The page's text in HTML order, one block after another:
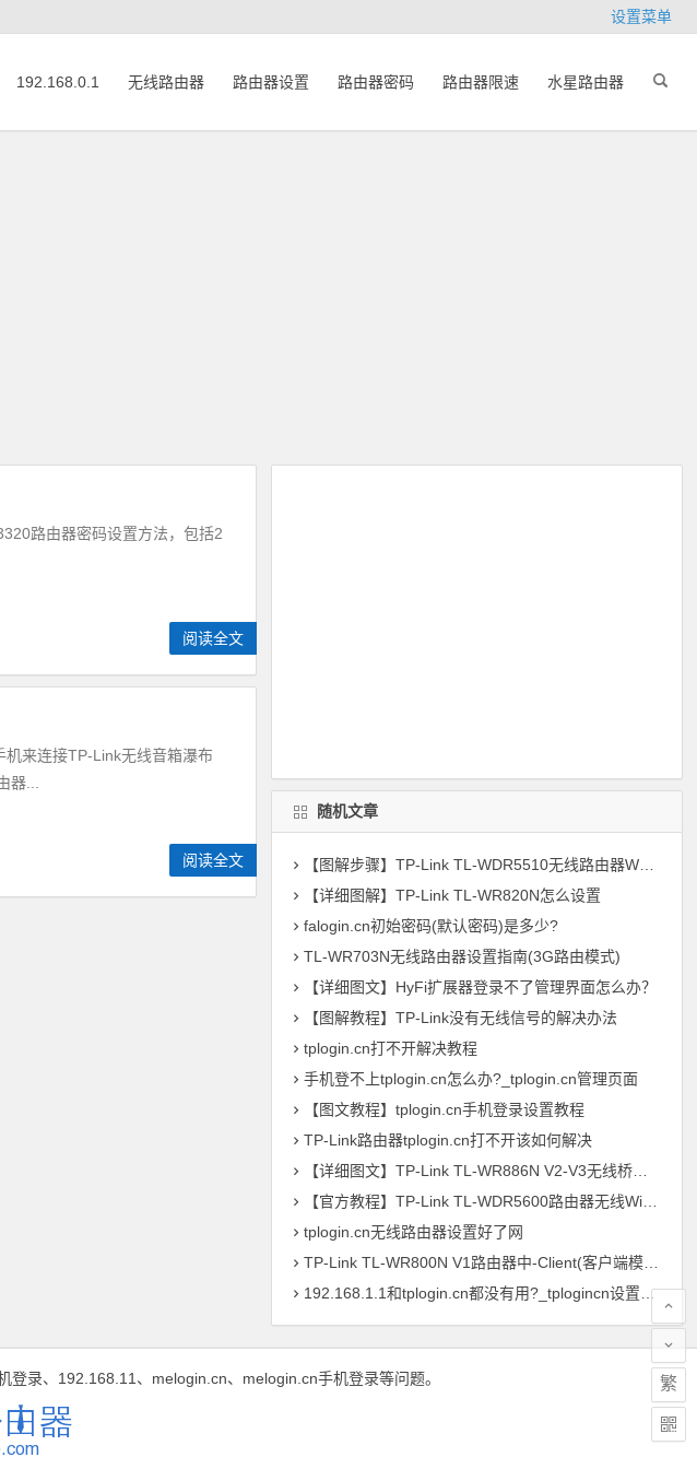
设置菜单
192.168.0.1 无线路由器 路由器设置 路由器密码 路由器限速 水星路由器
路由器密码设置方法，包括2
阅读全文
来连接TP-Link无线音箱瀑布
器...
阅读全文
随机文章
【图解步骤】TP-Link TL-WDR5510无线路由器WDS桥接设置(2.4GHZ)
【详细图解】TP-Link TL-WR820N怎么设置
falogin.cn初始密码(默认密码)是多少?
TL-WR703N无线路由器设置指南(3G路由模式)
【详细图文】HyFi扩展器登录不了管理界面怎么办？
【图解教程】TP-Link没有无线信号的解决办法
tplogin.cn打不开解决教程
手机登不上tplogin.cn怎么办?_tplogin.cn管理页面
【图文教程】tplogin.cn手机登录设置教程
TP-Link路由器tplogin.cn打不开该如何解决
【详细图文】TP-Link TL-WR886N V2-V3无线桥接教程设置方法
【官方教程】TP-Link TL-WDR5600路由器无线WiFi设置
tplogin.cn无线路由器设置好了网
TP-Link TL-WR800N V1路由器中-Client(客户端模式)设置
192.168.1.1和tplogin.cn都没有用?_tplogincn设置登录
录、192.168.11、melogin.cn、melogin.cn手机登录等问题。 繁